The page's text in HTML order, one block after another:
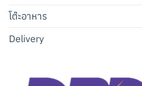
โต๊ะอาหาร
Delivery